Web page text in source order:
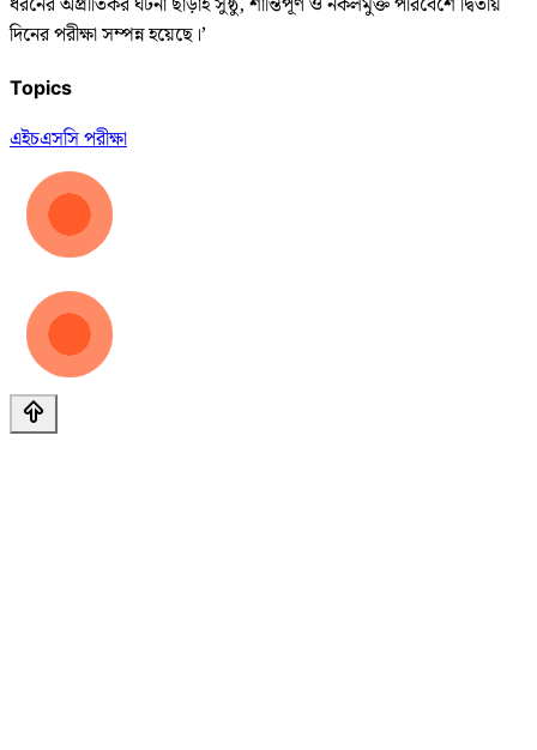
দিনের পরীক্ষা সম্পন্ন হয়েছে।’
Topics
এইচএসসি পরীক্ষা